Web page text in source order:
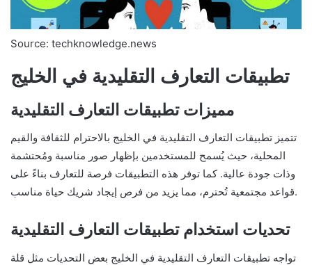
Source: techknowledge.news
تطبيقات التعارف التقليدية في الخليج
مميزات تطبيقات التعارف التقليدية
تتميز تطبيقات التعارف التقليدية في الخليج بالاحترام للثقافة والقيم
المحلية، حيث يُسمح للمستخدمين بإظهار صور مناسبة ومُحتشمة
وذات جودة عالية. كما توفر هذه التطبيقات فرصة للتعارف بناءً على
قواعد مجتمعية تُحترم، مما يزيد من فرص إيجاد شريك حياة مناسب.
تحديات استخدام تطبيقات التعارف التقليدية
تواجه تطبيقات التعارف التقليدية في الخليج بعض التحديات مثل قلة